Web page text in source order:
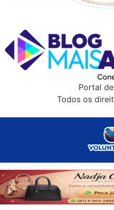
Portal
Todos os